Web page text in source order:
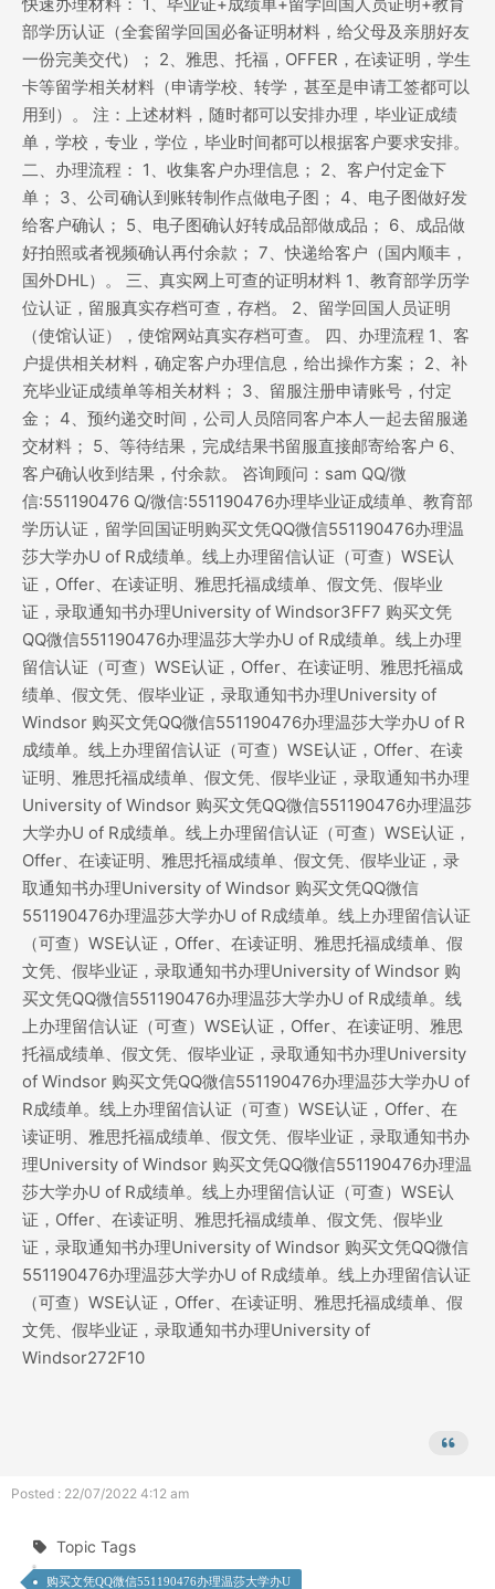
部学历认证（全套留学回国必备证明材料，给父母及亲朋好友
一份完美交代）； 2、雅思、托福，OFFER，在读证明，学生
卡等留学相关材料（申请学校、转学，甚至是申请工签都可以
用到）。 注：上述材料，随时都可以安排办理，毕业证成绩
单，学校，专业，学位，毕业时间都可以根据客户要求安排。
二、办理流程： 1、收集客户办理信息； 2、客户付定金下
单； 3、公司确认到账转制作点做电子图； 4、电子图做好发
给客户确认； 5、电子图确认好转成品部做成品； 6、成品做
好拍照或者视频确认再付余款； 7、快递给客户（国内顺丰，
国外DHL）。 三、真实网上可查的证明材料 1、教育部学历学
位认证，留服真实存档可查，存档。 2、留学回国人员证明
（使馆认证），使馆网站真实存档可查。 四、办理流程 1、客
户提供相关材料，确定客户办理信息，给出操作方案； 2、补
充毕业证成绩单等相关材料； 3、留服注册申请账号，付定
金； 4、预约递交时间，公司人员陪同客户本人一起去留服递
交材料； 5、等待结果，完成结果书留服直接邮寄给客户 6、
客户确认收到结果，付余款。 咨询顾问：sam QQ/微
信:551190476 Q/微信:551190476办理毕业证成绩单、教育部
学历认证，留学回国证明购买文凭QQ微信551190476办理温
莎大学办U of R成绩单。线上办理留信认证（可查）WSE认
证，Offer、在读证明、雅思托福成绩单、假文凭、假毕业
证，录取通知书办理University of Windsor3FF7 购买文凭
QQ微信551190476办理温莎大学办U of R成绩单。线上办理
留信认证（可查）WSE认证，Offer、在读证明、雅思托福成
绩单、假文凭、假毕业证，录取通知书办理University of
Windsor 购买文凭QQ微信551190476办理温莎大学办U of R
成绩单。线上办理留信认证（可查）WSE认证，Offer、在读
证明、雅思托福成绩单、假文凭、假毕业证，录取通知书办理
University of Windsor 购买文凭QQ微信551190476办理温莎
大学办U of R成绩单。线上办理留信认证（可查）WSE认证，
Offer、在读证明、雅思托福成绩单、假文凭、假毕业证，录
取通知书办理University of Windsor 购买文凭QQ微信
551190476办理温莎大学办U of R成绩单。线上办理留信认证
（可查）WSE认证，Offer、在读证明、雅思托福成绩单、假
文凭、假毕业证，录取通知书办理University of Windsor 购
买文凭QQ微信551190476办理温莎大学办U of R成绩单。线
上办理留信认证（可查）WSE认证，Offer、在读证明、雅思
托福成绩单、假文凭、假毕业证，录取通知书办理University
of Windsor 购买文凭QQ微信551190476办理温莎大学办U of
R成绩单。线上办理留信认证（可查）WSE认证，Offer、在
读证明、雅思托福成绩单、假文凭、假毕业证，录取通知书办
理University of Windsor 购买文凭QQ微信551190476办理温
莎大学办U of R成绩单。线上办理留信认证（可查）WSE认
证，Offer、在读证明、雅思托福成绩单、假文凭、假毕业
证，录取通知书办理University of Windsor 购买文凭QQ微信
551190476办理温莎大学办U of R成绩单。线上办理留信认证
（可查）WSE认证，Offer、在读证明、雅思托福成绩单、假
文凭、假毕业证，录取通知书办理University of
Windsor272F10
Posted : 22/07/2022 4:12 am
Topic Tags
购买文凭QQ微信551190476办理温莎大学办U